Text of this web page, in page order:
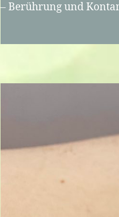
– Berührung und